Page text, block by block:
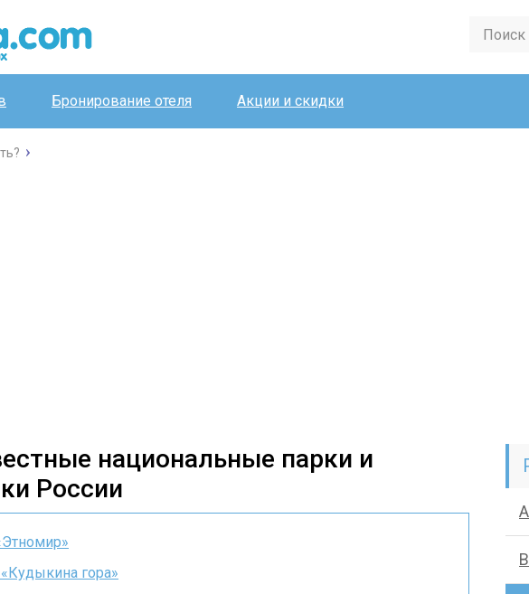
Бронирование отеля Акции и скидки
национальные парки и
России
Этномир»
Кудыкина гора»